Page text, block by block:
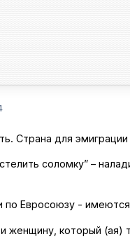
Страна для
соломку” –
по Евросоюзу -
женщину, который (ая)